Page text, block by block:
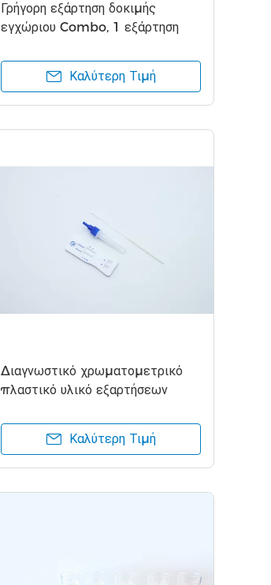
Γρήγορη εξάρτηση δοκιμής
εγχώριου Combo, 1 εξάρτηση
Καλύτερη Τιμή
Διαγνωστικό χρωματομετρικό
πλαστικό υλικό εξαρτήσεων
Καλύτερη Τιμή